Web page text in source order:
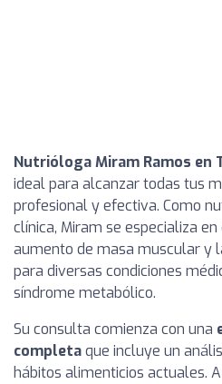
Nutrióloga Miram Ramos en
ideal para alcanzar todas tus
profesional y efectiva. Como
clínica, Miram se especializa
aumento de masa muscular y
para diversas condiciones
síndrome metabólico.
Su consulta comienza con una
completaque incluye un
hábitos alimenticios actuales.